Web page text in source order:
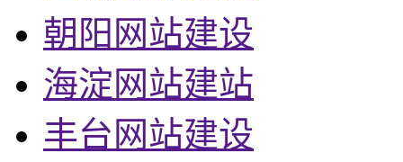
朝阳网站建设
海淀网站建站
丰台网站建设